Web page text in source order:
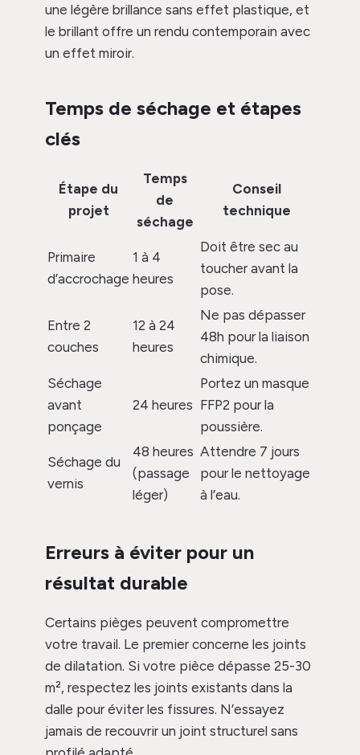
une légère brillance sans effet plastique, et
le brillant offre un rendu contemporain avec
un effet miroir.
Temps de séchage et étapes
clés
Étape du
projet
Temps
de
séchage
Conseil
technique
Primaire
d’accrochage
1 à 4
heures
Doit être sec au
toucher avant la
pose.
Entre 2
couches
12 à 24
heures
Ne pas dépasser
48h pour la liaison
chimique.
Séchage
avant
ponçage
24 heures
Portez un masque
FFP2 pour la
poussière.
Séchage du
vernis
48 heures
(passage
léger)
Attendre 7 jours
pour le nettoyage
à l’eau.
Erreurs à éviter pour un
résultat durable
Certains pièges peuvent compromettre
votre travail. Le premier concerne les joints
de dilatation. Si votre pièce dépasse 25-30
m², respectez les joints existants dans la
dalle pour éviter les fissures. N’essayez
jamais de recouvrir un joint structurel sans